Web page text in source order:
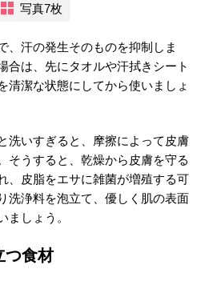
写真7枚
、汗の発生そのものを抑制しま
合は、先にタオルや汗拭きシート
清潔な状態にしてから使いましょ
洗いすぎると、摩擦によって皮膚
そうすると、乾燥から皮膚を守る
、皮脂をエサに雑菌が増殖する可
洗浄料を泡立て、優しく肌の表面
ましょう。
つ食材